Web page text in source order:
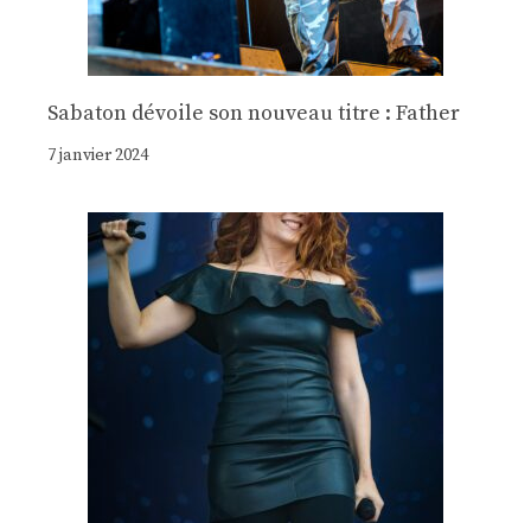
Sabaton dévoile son nouveau titre : Father
7 janvier 2024